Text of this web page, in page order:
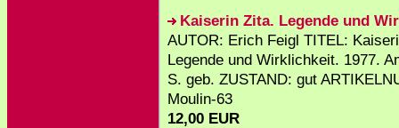
Kaiserin Zita. Legende und
AUTOR: Erich Feigl TITEL:
Legende und Wirklichkeit. 1977.
S. geb. ZUSTAND: gut
Moulin-63
12,00 EUR